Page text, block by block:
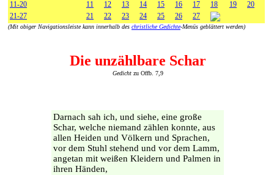
11-20
11 12 13 14 15 16 17 18 19
20
21-27
21 22 23 24 25 26 27
(Mit obiger Navigationsleiste kann innerhalb des christliche Gedichte-Menüs geblättert werden)
Die unzählbare Schar
Gedichtzu Offb. 7,9
Darnach sah ich, und siehe, eine große
Schar, welche niemand zählen konnte, aus
allen Heiden und Völkern und Sprachen,
vor dem Stuhl stehend und vor dem Lamm,
angetan mit weißen Kleidern und Palmen in
ihren Händen,